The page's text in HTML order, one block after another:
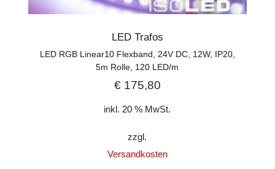
LED Trafos
LED RGB Linear10 Flexband, 24V DC, 12W, IP20,
5m Rolle, 120 LED/m
€175,80
inkl. 20 % MwSt.
zzgl.
Versandkosten